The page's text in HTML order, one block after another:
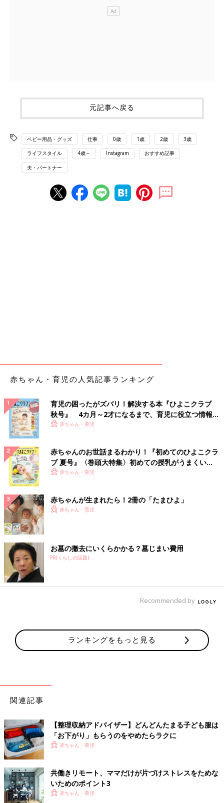
元記事へ戻る
ベビー用品・グッズ 仕事 0歳 1歳 2歳 3歳
ライフスタイル 4歳～ Instagram おすすめ記事
夫・パートナー
赤ちゃん・育児の人気記事ランキング
育児の困ったがズバリ！解決する本『ひよこクラブ
秋号』 4カ月～2才になるまで、育児に役立つ情報が
いっぱい！
赤ちゃん・育児
赤ちゃんのお世話まるわかり！『初めてのひよこクラ
ブ 夏号』〈巻頭大特集〉初めての授乳がうまくい
く！ おっぱい・ミルクの基本と夏のトラブル 解決テ
赤ちゃん・育児
赤ちゃんが生まれたら！2冊の「たまひよ」
赤ちゃん・育児
お墓の撤去にいくらかかる？墓じまい費用
PR(くらしの話題)
Recommended by
ランキングをもっと見る
関連記事
【整理収納アドバイザー】どんどんたまる子ども服は
「お下がり」もらうのをやめたらラクに
赤ちゃん・育児
共働きリモート、ママだけが片づけストレスをためな
いためのポイント3
赤ちゃん・育児